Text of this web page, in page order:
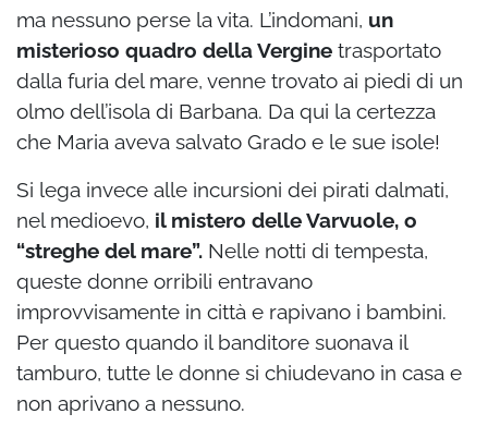
ma nessuno perse la vita. L’indomani, un
misterioso quadro della Vergine trasportato
dalla furia del mare, venne trovato ai piedi di un
olmo dell’isola di Barbana. Da qui la certezza
che Maria aveva salvato Grado e le sue isole!
Si lega invece alle incursioni dei pirati dalmati,
nel medioevo, il mistero delle Varvuole, o
“streghe del mare”. Nelle notti di tempesta,
queste donne orribili entravano
improvvisamente in città e rapivano i bambini.
Per questo quando il banditore suonava il
tamburo, tutte le donne si chiudevano in casa e
non aprivano a nessuno.